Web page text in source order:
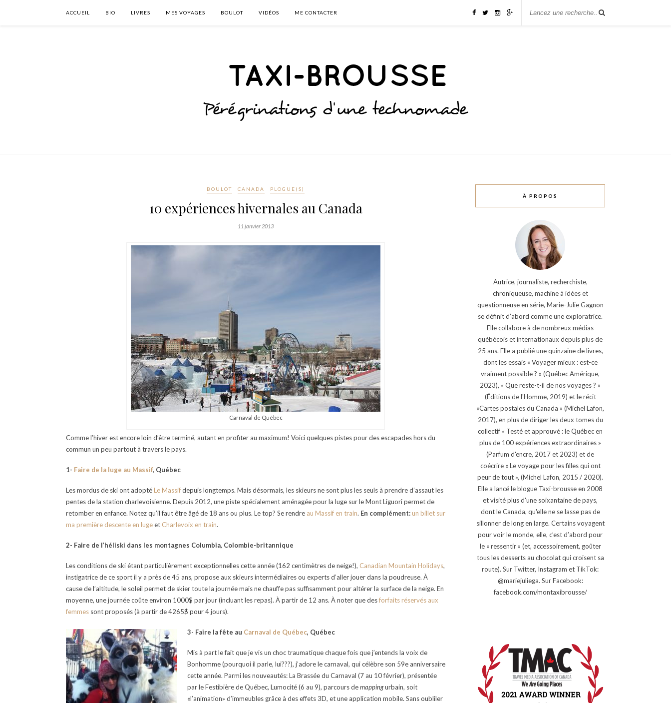
ACCUEIL BIO LIVRES MES VOYAGES BOULOT VIDÉOS ME CONTACTER
BOULOT CANADA PLOGUE(S)
10 expériences hivernales au Canada
11 janvier 2013
Carnaval de Québec
Comme l’hiver est encore loin d’être terminé, autant en profiter au maximum! Voici quelques pistes pour des escapades hors du
commun un peu partout à travers le pays.
1- Faire de la luge au Massif, Québec
Les mordus de ski ont adoptéLe Massifdepuis longtemps. Mais désormais, les skieurs ne sont plus les seuls à prendre d’assaut les
pentes de la station charlevoisienne. Depuis 2012, une piste spécialement aménagée pour la luge sur le Mont Liguori permet de
retomber en enfance. Notez qu’il faut être âgé de 18 ans ou plus. Le top? Se rendre au Massif en train. En complément:un billet sur
ma première descente en lugeet Charlevoix en train.
2- Faire de l’héliski dans les montagnes Columbia, Colombie-britannique
Les conditions de ski étant particulièrement exceptionnelles cette année (162 centimètres de neige!), Canadian Mountain Holidays,
instigatrice de ce sport il y a près de 45 ans, propose aux skieurs intermédiaires ou experts d’aller jouer dans la poudreuse. À
cause de l’altitude, le soleil permet de skier toute la journée mais ne chauffe pas suffisamment pour altérer la surface de la neige. En
moyenne, une journée coûte environ 1000$ par jour (incluant les repas). À partir de 12 ans. À noter que desforfaits réservés aux
femmes sont proposés (à partir de 4265$ pour 4 jours).
3- Faire la fête au Carnaval de Québec, Québec
Mis à part le fait que je vis un choc traumatique chaque fois que j’entends la voix de
Bonhomme (pourquoi il parle, lui???), j’adore le carnaval, qui célèbre son 59e anniversaire
cette année. Parmi les nouveautés: La Brassée du Carnaval (7 au 10 février), présentée
par le Festibière de Québec, Lumocité (6 au 9), parcours demappingurbain, soit
«l’animation» d’immeubles grâce à des effets 3D, et une application mobile. Sans oubliler
À PROPOS
Autrice, journaliste, recherchiste,
chroniqueuse, machine à idées et
questionneuse en série, Marie-Julie Gagnon
se définit d’abord comme une exploratrice.
Elle collabore à de nombreux médias
québécois et internationaux depuis plus de
25 ans. Elle a publié une quinzaine de livres,
dont les essais « Voyager mieux : est-ce
vraiment possible ? » (Québec Amérique,
2023), « Que reste-t-il de nos voyages ? »
(Éditions de l'Homme, 2019) et le récit
«Cartes postales du Canada » (Michel Lafon,
2017), en plus de diriger les deux tomes du
collectif « Testé et approuvé : le Québec en
plus de 100 expériences extraordinaires »
(Parfum d'encre, 2017 et 2023) et de
coécrire « Le voyage pour les filles qui ont
peur de tout », (Michel Lafon, 2015 / 2020).
Elle a lancé le blogue Taxi-brousse en 2008
et visité plus d'une soixantaine de pays,
dont le Canada, qu'elle ne se lasse pas de
sillonner de long en large. Certains voyagent
pour voir le monde, elle, c’est d’abord pour
le « ressentir » (et, accessoirement, goûter
tous les desserts au chocolat qui croisent sa
route). Sur Twitter, Instagram et TikTok:
@mariejuliega. Sur Facebook:
facebook.com/montaxibrousse/